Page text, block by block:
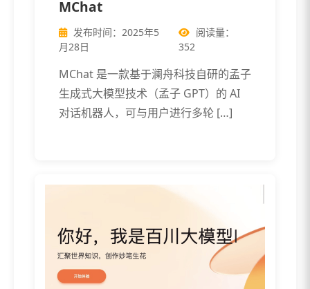
MChat
发布时间：2025年5
月28日
阅读量：
352
MChat 是一款基于澜舟科技自研的孟子
生成式大模型技术（孟子 GPT）的 AI
对话机器人，可与用户进行多轮 […]